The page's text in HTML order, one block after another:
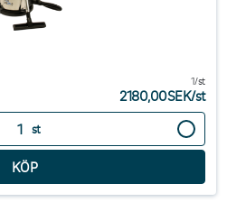
1/st
2180,00SEK/st
st